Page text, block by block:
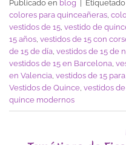
Publicado en blog | Etiquetado
colores para quinceañeras
vestidos de 15 vestido de
15 años vestidos de 15 con
de 15 de día vestidos de 15 de
vestidos de 15 en Barcelona
en Valencia vestidos de 15
Vestidos de Quince vestidos
quince modernos